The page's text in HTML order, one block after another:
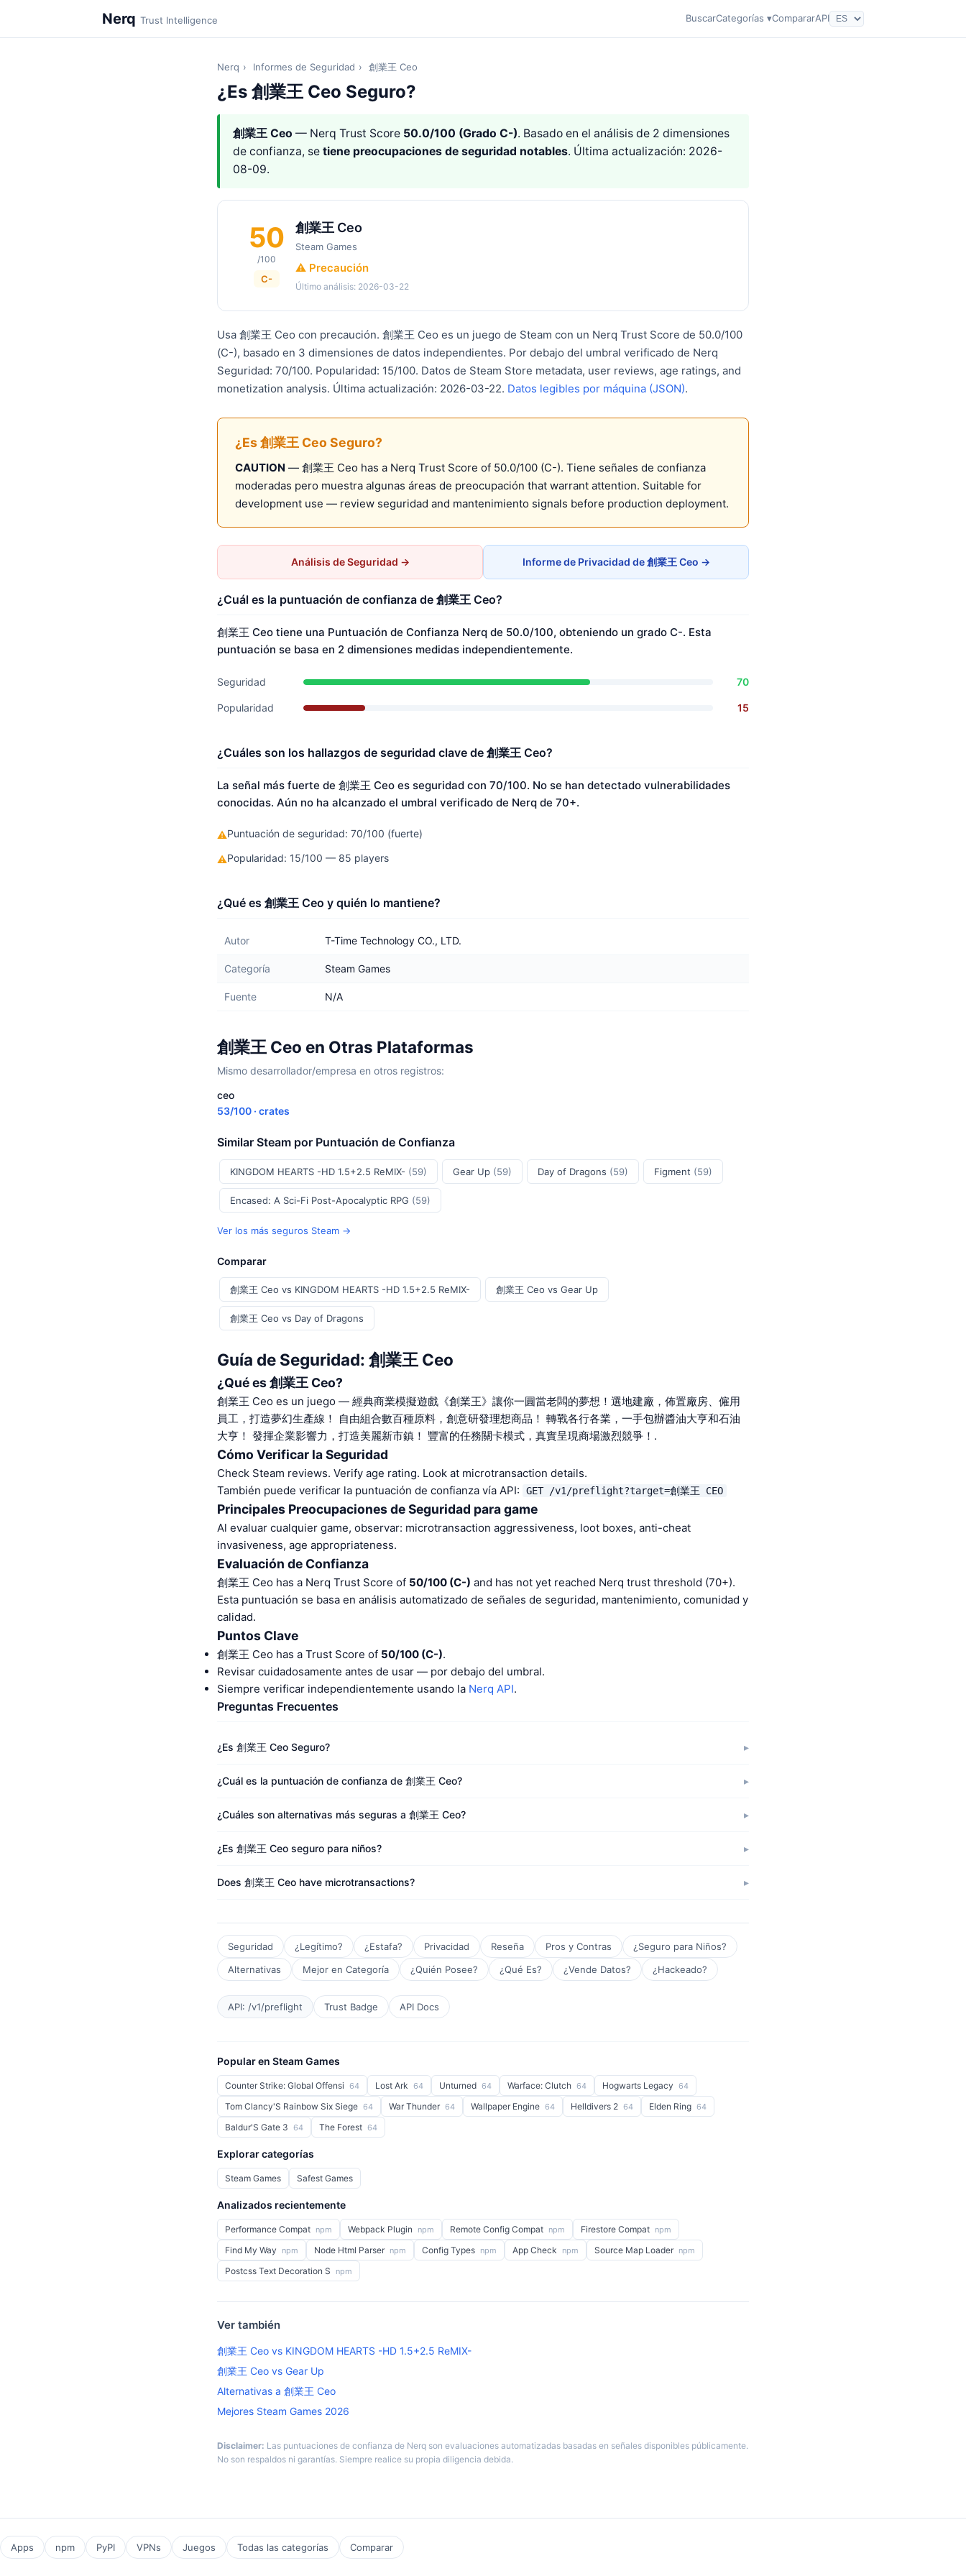
Nerq Trust Intelligence BuscarCategorías ▾CompararAPI
Nerq › Informes de Seguridad › 創業王 Ceo
¿Es 創業王 Ceo Seguro?
創業王 Ceo — Nerq Trust Score 50.0/100 (Grado C-). Basado en el análisis de 2 dimensiones
de confianza, se tiene preocupaciones de seguridad notables. Última actualización: 2026-
08-09.
50
/100
C-
創業王 Ceo
Steam Games
⚠️ Precaución
Último análisis: 2026-03-22
Usa 創業王 Ceo con precaución. 創業王 Ceo es un juego de Steam con un Nerq Trust Score de 50.0/100
(C-), basado en 3 dimensiones de datos independientes. Por debajo del umbral verificado de Nerq
Seguridad: 70/100. Popularidad: 15/100. Datos de Steam Store metadata, user reviews, age ratings, and
monetization analysis. Última actualización: 2026-03-22. Datos legibles por máquina (JSON).
¿Es 創業王 Ceo Seguro?
CAUTION — 創業王 Ceo has a Nerq Trust Score of 50.0/100 (C-). Tiene señales de confianza
moderadas pero muestra algunas áreas de preocupación that warrant attention. Suitable for
development use — review seguridad and mantenimiento signals before production deployment.
Análisis de Seguridad → Informe de Privacidad de 創業王 Ceo →
¿Cuál es la puntuación de confianza de 創業王 Ceo?
創業王 Ceo tiene una Puntuación de Confianza Nerq de 50.0/100, obteniendo un grado C-. Esta
puntuación se basa en 2 dimensiones medidas independientemente.
Seguridad 70
Popularidad 15
¿Cuáles son los hallazgos de seguridad clave de 創業王 Ceo?
La señal más fuerte de 創業王 Ceo es seguridad con 70/100. No se han detectado vulnerabilidades
conocidas. Aún no ha alcanzado el umbral verificado de Nerq de 70+.
⚠Puntuación de seguridad: 70/100 (fuerte)
⚠Popularidad: 15/100 — 85 players
¿Qué es 創業王 Ceo y quién lo mantiene?
Autor T-Time Technology CO., LTD.
Categoría Steam Games
Fuente N/A
創業王 Ceo en Otras Plataformas
Mismo desarrollador/empresa en otros registros:
ceo
53/100 · crates
Similar Steam por Puntuación de Confianza
KINGDOM HEARTS -HD 1.5+2.5 ReMIX- (59) Gear Up (59) Day of Dragons (59) Figment (59)
Encased: A Sci-Fi Post-Apocalyptic RPG (59)
Ver los más seguros Steam →
Comparar
創業王 Ceo vs KINGDOM HEARTS -HD 1.5+2.5 ReMIX- 創業王 Ceo vs Gear Up
創業王 Ceo vs Day of Dragons
Guía de Seguridad: 創業王 Ceo
¿Qué es 創業王 Ceo?
創業王 Ceo es un juego — 經典商業模擬遊戲《創業王》讓你一圓當老闆的夢想！選地建廠，佈置廠房、僱用
員工，打造夢幻生產線！ 自由組合數百種原料，創意研發理想商品！ 轉戰各行各業，一手包辦醬油大亨和石油
大亨！ 發揮企業影響力，打造美麗新市鎮！ 豐富的任務關卡模式，真實呈現商場激烈競爭！.
Cómo Verificar la Seguridad
Check Steam reviews. Verify age rating. Look at microtransaction details.
También puede verificar la puntuación de confianza vía API:
GET /v1/preflight?target=創業王 CEO
Principales Preocupaciones de Seguridad para game
Al evaluar cualquier game, observar: microtransaction aggressiveness, loot boxes, anti-cheat
invasiveness, age appropriateness.
Evaluación de Confianza
創業王 Ceo has a Nerq Trust Score of 50/100 (C-) and has not yet reached Nerq trust threshold (70+).
Esta puntuación se basa en análisis automatizado de señales de seguridad, mantenimiento, comunidad y
calidad.
Puntos Clave
創業王 Ceo has a Trust Score of 50/100 (C-).
Revisar cuidadosamente antes de usar — por debajo del umbral.
Siempre verificar independientemente usando la Nerq API.
Preguntas Frecuentes
¿Es 創業王 Ceo Seguro?
¿Cuál es la puntuación de confianza de 創業王 Ceo?
¿Cuáles son alternativas más seguras a 創業王 Ceo?
¿Es 創業王 Ceo seguro para niños?
Does 創業王 Ceo have microtransactions?
Seguridad ¿Legítimo? ¿Estafa? Privacidad Reseña Pros y Contras
¿Seguro para Niños?
Alternativas
Mejor en Categoría ¿Quién Posee? ¿Qué Es? ¿Vende Datos? ¿Hackeado?
API: /v1/preflight Trust Badge API Docs
Popular en Steam Games
Counter Strike: Global Offensi 64 Lost Ark 64 Unturned 64 Warface: Clutch 64 Hogwarts Legacy 64
Tom Clancy'S Rainbow Six Siege 64 War Thunder 64 Wallpaper Engine 64 Helldivers 2 64 Elden Ring 64
Baldur'S Gate 3 64 The Forest 64
Explorar categorías
Steam Games Safest Games
Analizados recientemente
Performance Compat npm Webpack Plugin npm Remote Config Compat npm Firestore Compat npm
Find My Way npm Node Html Parser npm Config Types npm App Check npm Source Map Loader npm
Postcss Text Decoration S npm
Ver también
創業王 Ceo vs KINGDOM HEARTS -HD 1.5+2.5 ReMIX-
創業王 Ceo vs Gear Up
Alternativas a 創業王 Ceo
Mejores Steam Games 2026
Disclaimer: Las puntuaciones de confianza de Nerq son evaluaciones automatizadas basadas en señales disponibles públicamente.
No son respaldos ni garantías. Siempre realice su propia diligencia debida.
Apps npm PyPI VPNs Juegos Todas las categorías Comparar